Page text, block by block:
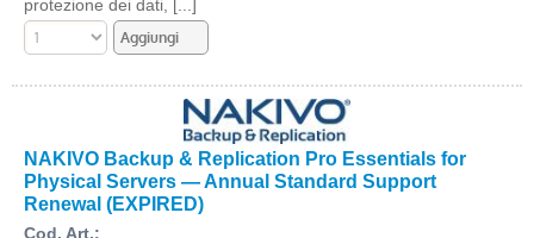
protezione dei dati, [...]
NAKIVO Backup & Replication Pro Essentials for
Physical Servers — Annual Standard Support
Renewal (EXPIRED)
Cod. Art.: